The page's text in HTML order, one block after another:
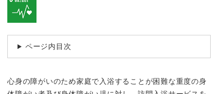
ページ内目次
心身の障がいのため家庭で入浴することが困難な重度の身